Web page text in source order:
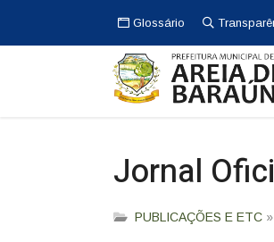
Glossário
Jornal
PUBLICAÇÕES E ETC »